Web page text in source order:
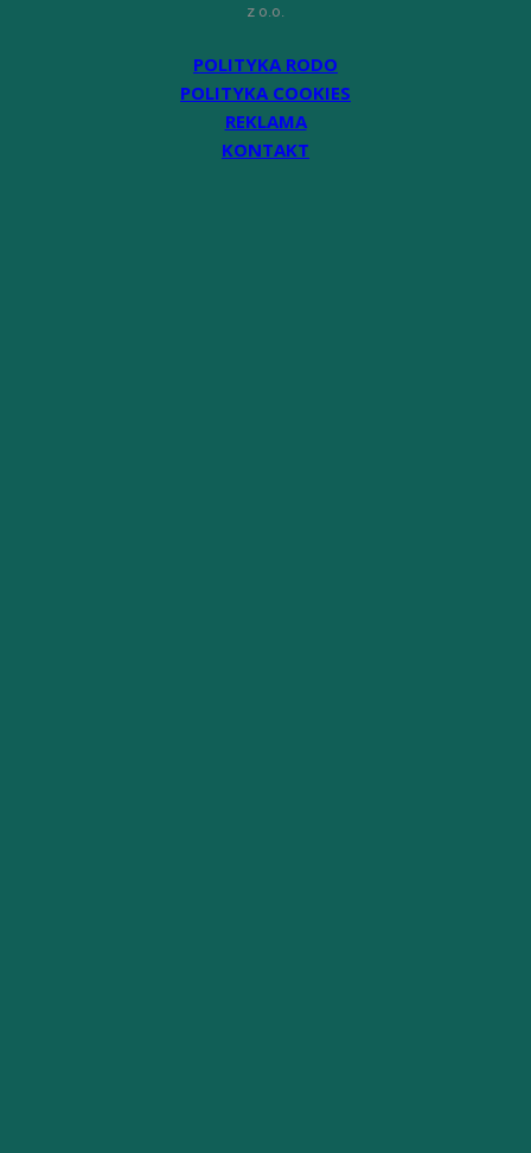
z o.o.
POLITYKA RODO
POLITYKA COOKIES
REKLAMA
KONTAKT